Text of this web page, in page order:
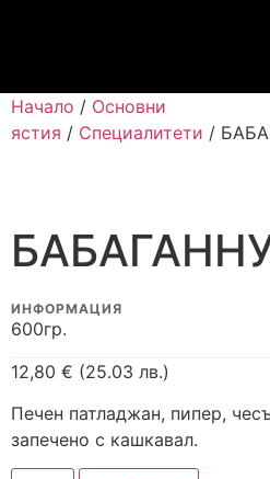
Начало / Основни
ястия / Специалитети /
ИНФОРМАЦИЯ
600гр.
12,80 € (25.03 лв.)
Печен патладжан, пипер,
запечено с кашкавал.